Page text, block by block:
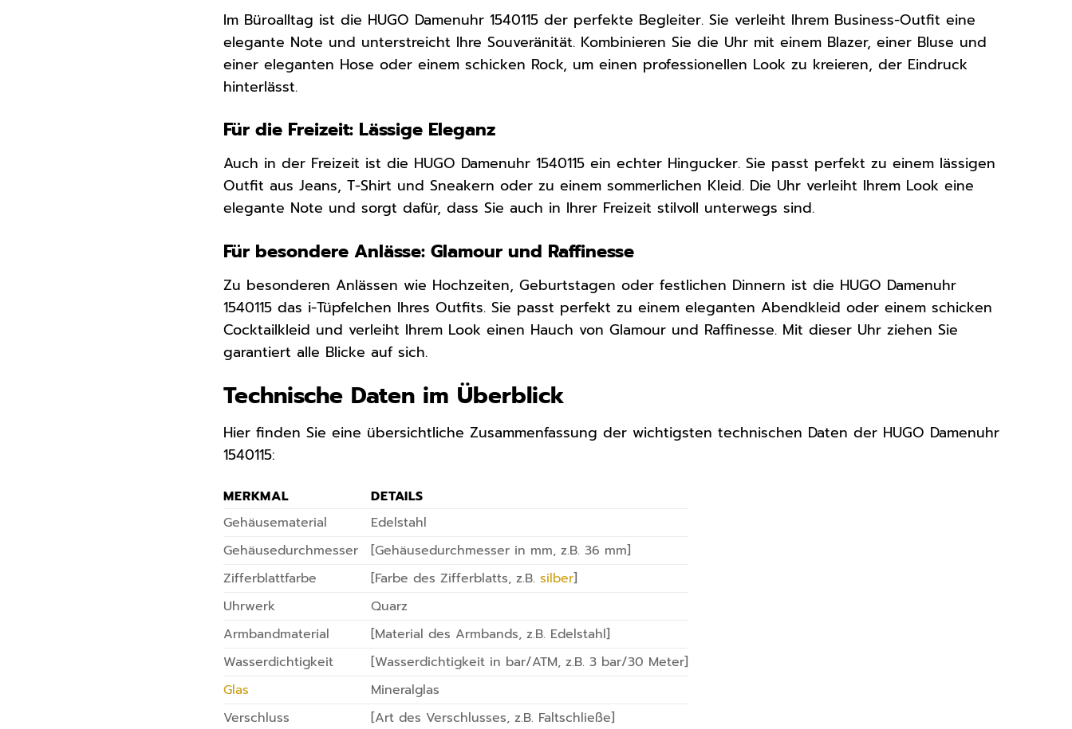
Im Büroalltag ist die HUGO Damenuhr 1540115 der perfekte Begleiter. Sie verleiht Ihrem Business-Outfit eine
elegante Note und unterstreicht Ihre Souveränität. Kombinieren Sie die Uhr mit einem Blazer, einer Bluse und
einer eleganten Hose oder einem schicken Rock, um einen professionellen Look zu kreieren, der Eindruck
hinterlässt.
Für die Freizeit: Lässige Eleganz
Auch in der Freizeit ist die HUGO Damenuhr 1540115 ein echter Hingucker. Sie passt perfekt zu einem lässigen
Outfit aus Jeans, T-Shirt und Sneakern oder zu einem sommerlichen Kleid. Die Uhr verleiht Ihrem Look eine
elegante Note und sorgt dafür, dass Sie auch in Ihrer Freizeit stilvoll unterwegs sind.
Für besondere Anlässe: Glamour und Raffinesse
Zu besonderen Anlässen wie Hochzeiten, Geburtstagen oder festlichen Dinnern ist die HUGO Damenuhr
1540115 das i-Tüpfelchen Ihres Outfits. Sie passt perfekt zu einem eleganten Abendkleid oder einem schicken
Cocktailkleid und verleiht Ihrem Look einen Hauch von Glamour und Raffinesse. Mit dieser Uhr ziehen Sie
garantiert alle Blicke auf sich.
Technische Daten im Überblick
Hier finden Sie eine übersichtliche Zusammenfassung der wichtigsten technischen Daten der HUGO Damenuhr
1540115:
MERKMAL
DETAILS
Gehäusematerial
Edelstahl
Gehäusedurchmesser
[Gehäusedurchmesser in mm, z.B. 36 mm]
Zifferblattfarbe
[Farbe des Zifferblatts, z.B.silber]
Uhrwerk
Quarz
Armbandmaterial
[Material des Armbands, z.B. Edelstahl]
Wasserdichtigkeit
[Wasserdichtigkeit in bar/ATM, z.B. 3 bar/30 Meter]
Glas
Mineralglas
Verschluss
[Art des Verschlusses, z.B. Faltschließe]